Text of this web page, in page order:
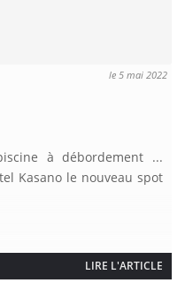
le 5 mai 2022
à débordement ...
Kasano le nouveau spot
LIRE L'ARTICLE